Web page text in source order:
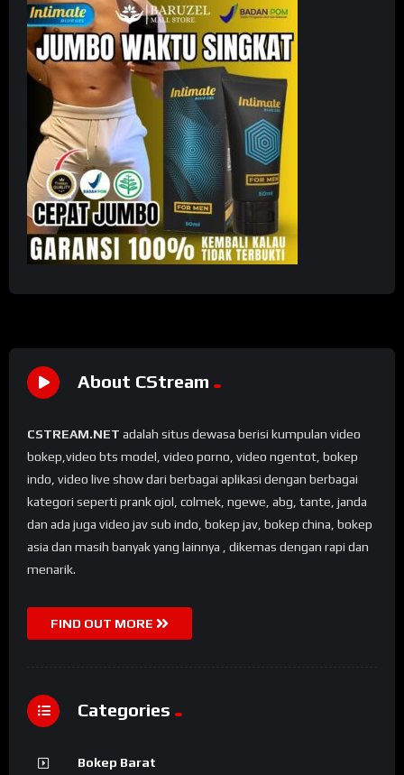
About CStream
CSTREAM.NET adalah situs dewasa berisi kumpulan video
bokep,video bts model, video porno, video ngentot, bokep
indo, video live show dari berbagai aplikasi dengan berbagai
kategori seperti prank ojol, colmek, ngewe, abg, tante, janda
dan ada juga video jav sub indo, bokep jav, bokep china, bokep
asia dan masih banyak yang lainnya , dikemas dengan rapi dan
menarik.
FIND OUT MORE
Categories
Bokep Barat